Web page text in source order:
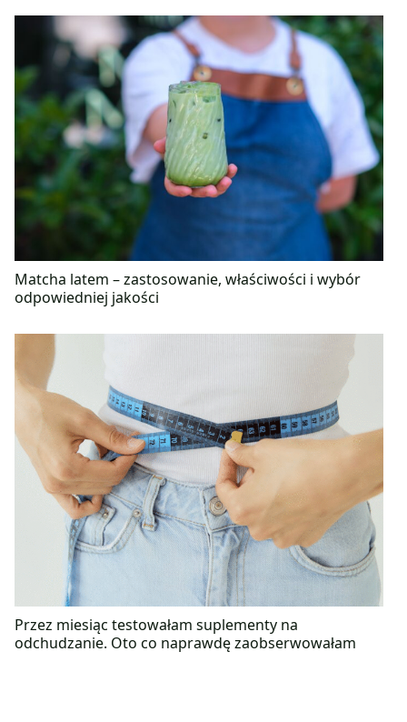
Matcha latem – zastosowanie, właściwości i wybór
odpowiedniej jakości
Przez miesiąc testowałam suplementy na
odchudzanie. Oto co naprawdę zaobserwowałam